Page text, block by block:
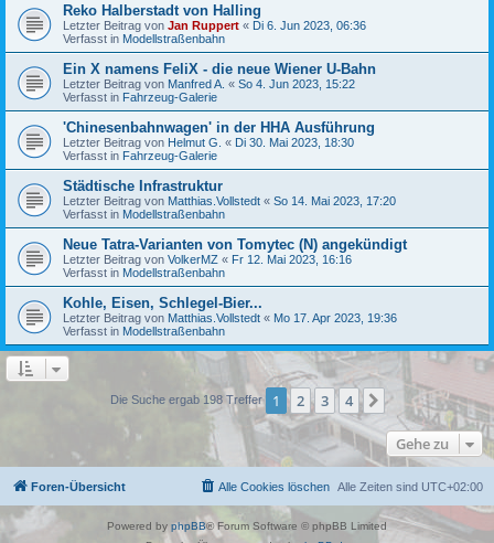
Reko Halberstadt von Halling
Letzter Beitrag von Jan Ruppert « Di 6. Jun 2023, 06:36
Verfasst in Modellstraßenbahn
Ein X namens FeliX - die neue Wiener U-Bahn
Letzter Beitrag von Manfred A. « So 4. Jun 2023, 15:22
Verfasst in Fahrzeug-Galerie
'Chinesenbahnwagen' in der HHA Ausführung
Letzter Beitrag von Helmut G. « Di 30. Mai 2023, 18:30
Verfasst in Fahrzeug-Galerie
Städtische Infrastruktur
Letzter Beitrag von Matthias.Vollstedt « So 14. Mai 2023, 17:20
Verfasst in Modellstraßenbahn
Neue Tatra-Varianten von Tomytec (N) angekündigt
Letzter Beitrag von VolkerMZ « Fr 12. Mai 2023, 16:16
Verfasst in Modellstraßenbahn
Kohle, Eisen, Schlegel-Bier...
Letzter Beitrag von Matthias.Vollstedt « Mo 17. Apr 2023, 19:36
Verfasst in Modellstraßenbahn
Die Suche ergab 198 Treffer 1 2 3 4 Nächste
Gehe zu
Foren-Übersicht Alle Zeiten sind UTC+02:00
Alle Cookies löschen
Powered by phpBB® Forum Software © phpBB Limited